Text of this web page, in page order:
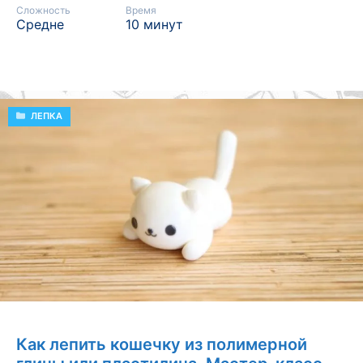
Сложность
Средне
Время
10 минут
Как лепить кошечку из полимерной
РУБРИКИ
ЛЕПКА